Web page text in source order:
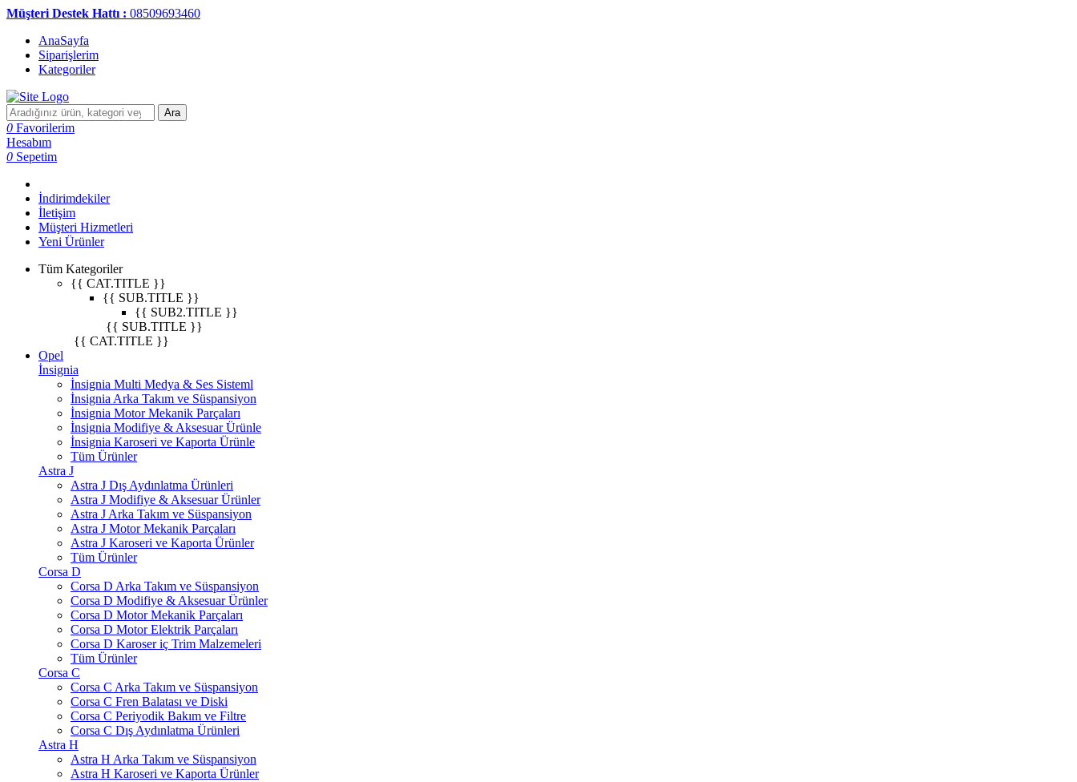
Müşteri Destek Hattı : 08509693460
AnaSayfa
Siparişlerim
Kategoriler
Ara
0 Favorilerim
Hesabım
0 Sepetim
İndirimdekiler
İletişim
Müşteri Hizmetleri
Yeni Ürünler
Tüm Kategoriler
{{ CAT.TITLE }}
{{ SUB.TITLE }}
{{ SUB2.TITLE }}
{{ SUB.TITLE }}
{{ CAT.TITLE }}
Opel
İnsignia
İnsignia Multi Medya & Ses Sisteml
İnsignia Arka Takım ve Süspansiyon
İnsignia Motor Mekanik Parçaları
İnsignia Modifiye & Aksesuar Ürünle
İnsignia Karoseri ve Kaporta Ürünle
Tüm Ürünler
Astra J
Astra J Dış Aydınlatma Ürünleri
Astra J Modifiye & Aksesuar Ürünler
Astra J Arka Takım ve Süspansiyon
Astra J Motor Mekanik Parçaları
Astra J Karoseri ve Kaporta Ürünler
Tüm Ürünler
Corsa D
Corsa D Arka Takım ve Süspansiyon
Corsa D Modifiye & Aksesuar Ürünler
Corsa D Motor Mekanik Parçaları
Corsa D Motor Elektrik Parçaları
Corsa D Karoser iç Trim Malzemeleri
Tüm Ürünler
Corsa C
Corsa C Arka Takım ve Süspansiyon
Corsa C Fren Balatası ve Diski
Corsa C Periyodik Bakım ve Filtre
Corsa C Dış Aydınlatma Ürünleri
Astra H
Astra H Arka Takım ve Süspansiyon
Astra H Karoseri ve Kaporta Ürünler